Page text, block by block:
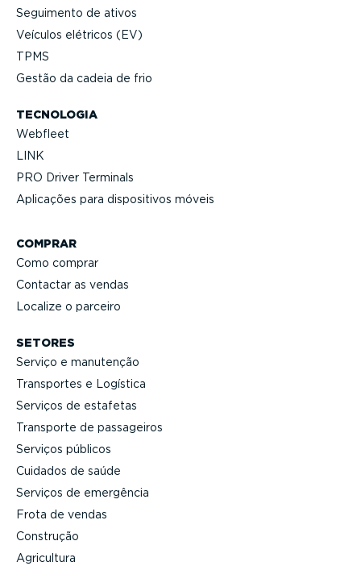
Seguimento de ativos
Veículos elétricos (EV)
TPMS
Gestão da cadeia de frio
TECNOLOGIA
Webfleet
LINK
PRO Driver Terminals
Aplicações para dispo­si­tivos móveis
COMPRAR
Como comprar
Contactar as vendas
Localize o parceiro
SETORES
Serviço e manutenção
Transportes e Logística
Serviços de estafetas
Transporte de passageiros
Serviços públicos
Cuidados de saúde
Serviços de emergência
Frota de vendas
Construção
Agricultura